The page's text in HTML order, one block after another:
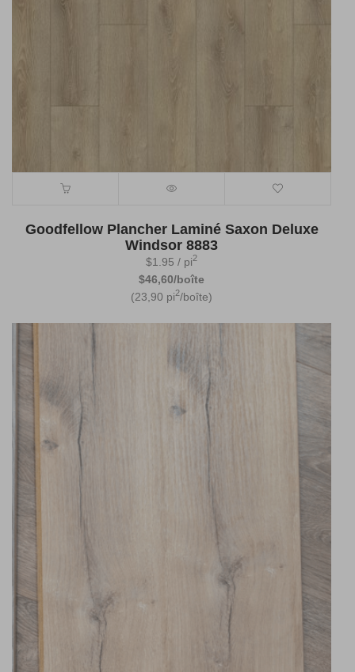
Goodfellow Plancher Laminé Saxon Deluxe
Windsor 8883
$1.95 / pi2
$46,60/boîte
(23,90 pi2/boîte)